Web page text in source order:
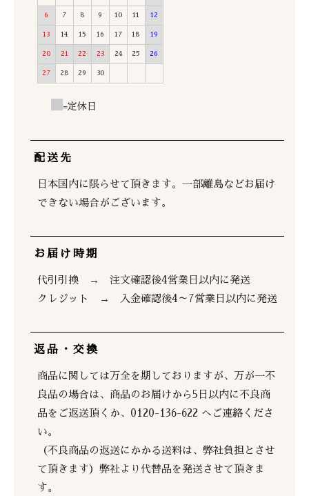
6 7 8 9 10 11 12
13 14 15 16 17 18 19
20 21 22 23 24 25 26
27 28 29 30
=定休日
配送先
日本国内に限らせて頂きます。一部離島などお届け
できない場合がございます。
お届け時期
代引引換 → 注文確認後4営業日以内に発送
クレジット → 入金確認後4～7営業日以内に発送
返品・交換
商品に関しては万全を期しておりますが、万が一不
良品の場合は、商品のお届けから5日以内に不良商
品をご返送頂くか、0120-136-622 へご連絡くださ
い。
（不良商品の返送にかかる送料は、弊社負担とさせ
て頂きます）弊社より代替品を発送させて頂きま
す。